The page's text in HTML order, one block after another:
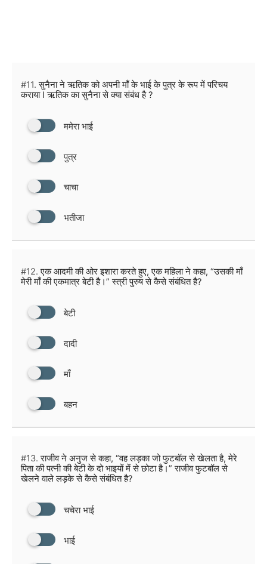
#11. सुनैना ने ऋतिक को अपनी माँ के भाई के पुत्र के रूप में परिचय
कराया I ऋतिक का सुनैना से क्या संबंध है ?
ममेरा भाई
पुत्र
चाचा
भतीजा
#12. एक आदमी की ओर इशारा करते हुए, एक महिला ने कहा, “उसकी माँ
मेरी माँ की एकमात्र बेटी है।” स्त्री पुरुष से कैसे संबंधित है?
बेटी
दादी
माँ
बहन
#13. राजीव ने अनुज से कहा, “वह लड़का जो फुटबॉल से खेलता है, मेरे
पिता की पत्नी की बेटी के दो भाइयों में से छोटा है।” राजीव फुटबॉल से
खेलने वाले लड़के से कैसे संबंधित है?
चचेरा भाई
भाई